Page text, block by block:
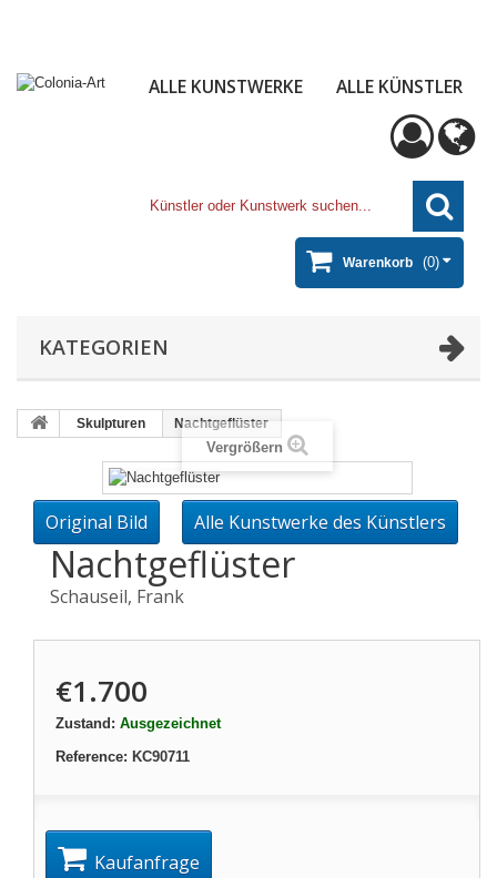
ALLE KUNSTWERKE ALLE KÜNSTLER
Warenkorb (0)
KATEGORIEN
Skulpturen Nachtgeflüster
Vergrößern
Original Bild Alle Kunstwerke des Künstlers
Nachtgeflüster
Schauseil, Frank
€1.700
Zustand: Ausgezeichnet
Reference: KC90711
Kaufanfrage